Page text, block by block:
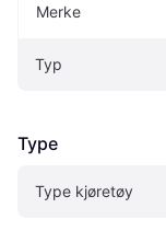
Merke
Typ
Type
Type kjøretøy